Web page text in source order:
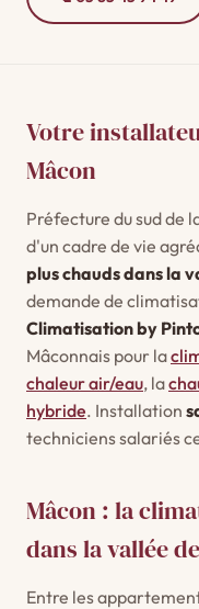
Votre
Mâcon
Préfecture du sud de
d'un cadre de vie
plus chauds dans la
demande de
Climatisation by
Mâconnais pour la
chaleur air/eau, la
hybride. Installation
techniciens salariés
Mâcon : la
dans la vallée
Entre les